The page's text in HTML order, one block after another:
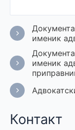
именик
именик
Контакт